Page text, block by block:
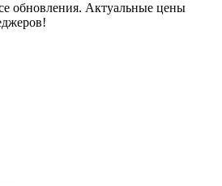
обновления. Актуальные цены